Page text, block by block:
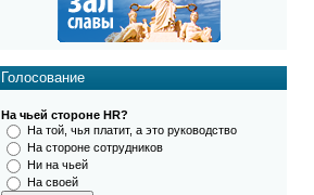
Голосование
На чьей стороне HR?
На той, чья платит, а это руководство
На стороне сотрудников
Ни на чьей
На своей